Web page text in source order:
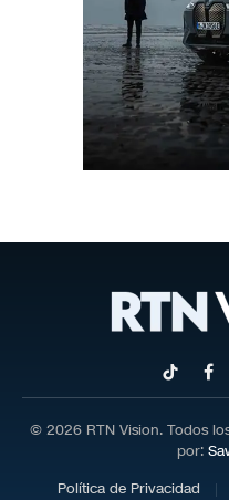
TikTok
© 2026 RTN Vision. Todos
por:
Política de Privacidad